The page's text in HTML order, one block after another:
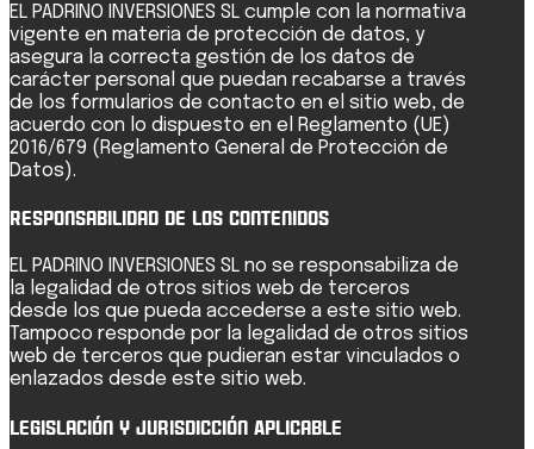
EL PADRINO INVERSIONES SL cumple con la normativa
vigente en materia de protección de datos, y
asegura la correcta gestión de los datos de
carácter personal que puedan recabarse a través
de los formularios de contacto en el sitio web, de
acuerdo con lo dispuesto en el Reglamento (UE)
2016/679 (Reglamento General de Protección de
Datos).
Responsabilidad de los Contenidos
EL PADRINO INVERSIONES SL no se responsabiliza de
la legalidad de otros sitios web de terceros
desde los que pueda accederse a este sitio web.
Tampoco responde por la legalidad de otros sitios
web de terceros que pudieran estar vinculados o
enlazados desde este sitio web.
Legislación y Jurisdicción Aplicable